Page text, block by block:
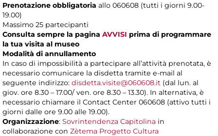
Prenotazione obbligatoria allo 060608 (tutti i giorni 9.00-
19.00)
Massimo 25 partecipanti
Consulta sempre la pagina AVVISI prima di programmare
la tua visita al museo
Modalità di annullamento
In caso di impossibilità a partecipare all’attività prenotata, è
necessario comunicare la disdetta tramite e-mail al
seguente indirizzo: disdetta.visite@060608.it (dal lun. al
giov. ore 8.30 – 17.00/ ven. ore 8.30 – 13.30). In alternativa, è
necessario chiamare il Contact Center 060608 (attivo tutti i
giorni dalle ore 9.00 alle 19.00).
Organizzazione: Sovrintendenza Capitolina in
collaborazione con Zètema Progetto Cultura